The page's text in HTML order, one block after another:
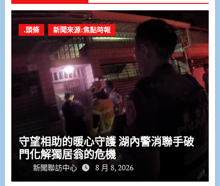
.頭條 新聞來源:焦點時報
守望相助的暖心守護 湖內警消聯手破
門化解獨居翁的危機
新聞聯訪中心 8 月 8, 2026